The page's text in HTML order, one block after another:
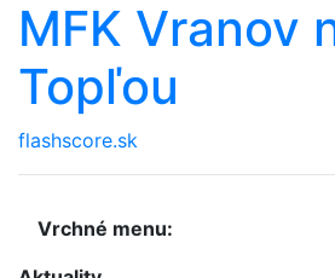
MFK Vranov
Topľou
flashscore.sk
Vrchné menu: